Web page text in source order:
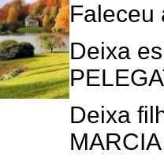
Faleceu
Deixa
Deixa